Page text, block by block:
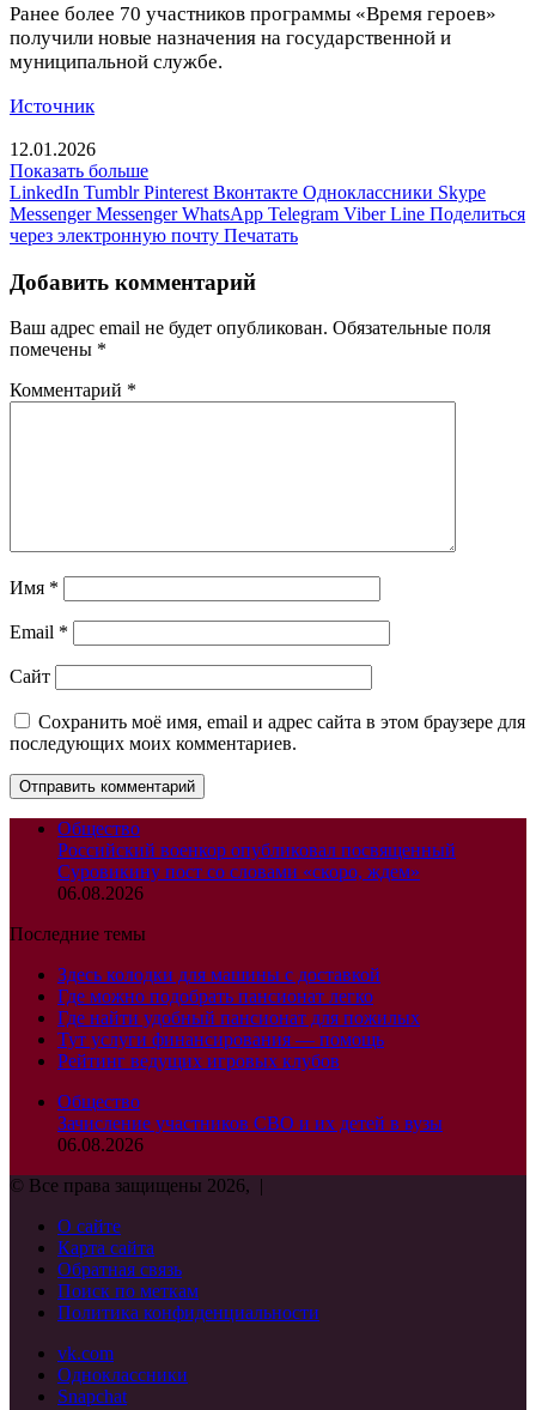
Ранее более 70 участников программы «Время героев»
получили новые назначения на государственной и
муниципальной службе.
Источник
12.01.2026
Показать больше
LinkedIn Tumblr Pinterest Вконтакте Одноклассники Skype
Messenger Messenger WhatsApp Telegram Viber Line Поделиться
через электронную почту Печатать
Добавить комментарий
Ваш адрес email не будет опубликован. Обязательные поля
помечены *
Комментарий *
Имя *
Email *
Сайт
Сохранить моё имя, email и адрес сайта в этом браузере для
последующих моих комментариев.
Общество
Российский военкор опубликовал посвященный
Суровикину пост со словами «скоро, ждем»
06.08.2026
Последние темы
Здесь колодки для машины с доставкой
Где можно подобрать пансионат легко
Где найти удобный пансионат для пожилых
Тут услуги финансирования — помощь
Рейтинг ведущих игровых клубов
Общество
Зачисление участников СВО и их детей в вузы
06.08.2026
© Все права защищены 2026, |
О сайте
Карта сайта
Обратная связь
Поиск по меткам
Политика конфиденциальности
vk.com
Одноклассники
Snapchat